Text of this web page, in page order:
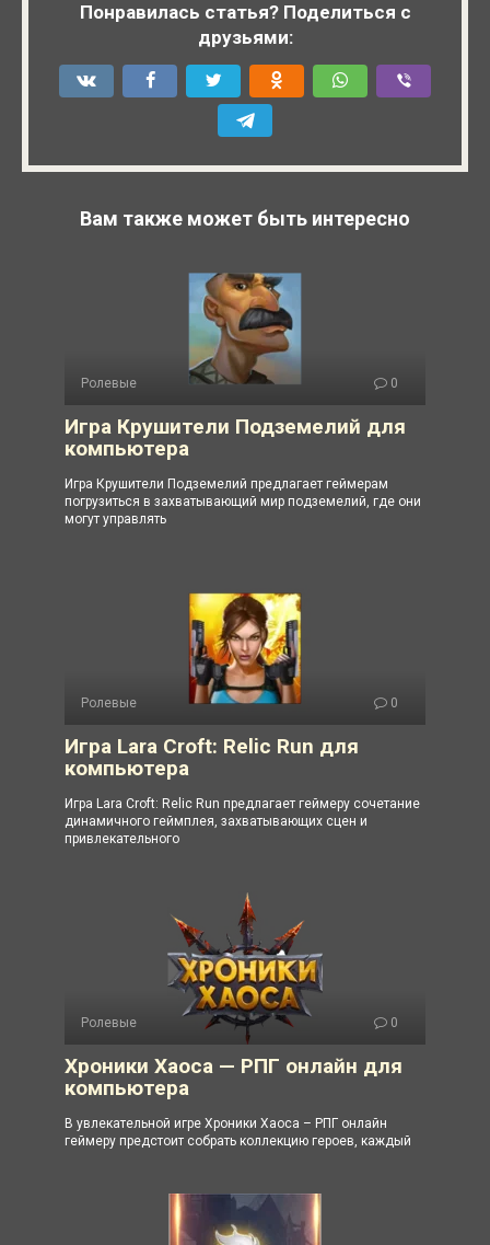
Понравилась статья? Поделиться с
друзьями:
Вам также может быть интересно
Ролевые 0
Игра Крушители Подземелий для
компьютера
Игра Крушители Подземелий предлагает геймерам
погрузиться в захватывающий мир подземелий, где они
могут управлять
Ролевые 0
Игра Lara Croft: Relic Run для
компьютера
Игра Lara Croft: Relic Run предлагает геймеру сочетание
динамичного геймплея, захватывающих сцен и
привлекательного
Ролевые 0
Хроники Хаоса — РПГ онлайн для
компьютера
В увлекательной игре Хроники Хаоса – РПГ онлайн
геймеру предстоит собрать коллекцию героев, каждый